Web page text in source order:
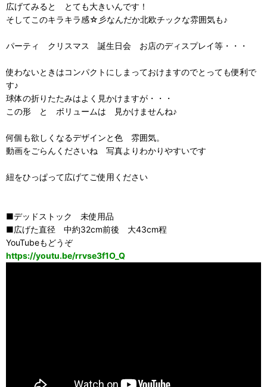
広げてみると とても大きいんです！
そしてこのキラキラ感☆彡なんだか北欧チックな雰囲気も♪
パーティ クリスマス 誕生日会 お店のディスプレイ等・・・
使わないときはコンパクトにしまっておけますのでとっても便利で
す♪
球体の折りたたみはよく見かけますが・・・
この形 と ボリュームは 見かけませんね♪
何個も欲しくなるデザインと色 雰囲気。
動画をごらんくださいね 写真よりわかりやすいです
紐をひっぱって広げてご使用ください
■デッドストック 未使用品
■広げた直径 中約32cm前後 大43cm程
YouTubeもどうぞ
https://youtu.be/rrvse3f1O_Q